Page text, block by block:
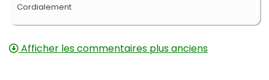
Cordialement
Afficher les commentaires plus anciens